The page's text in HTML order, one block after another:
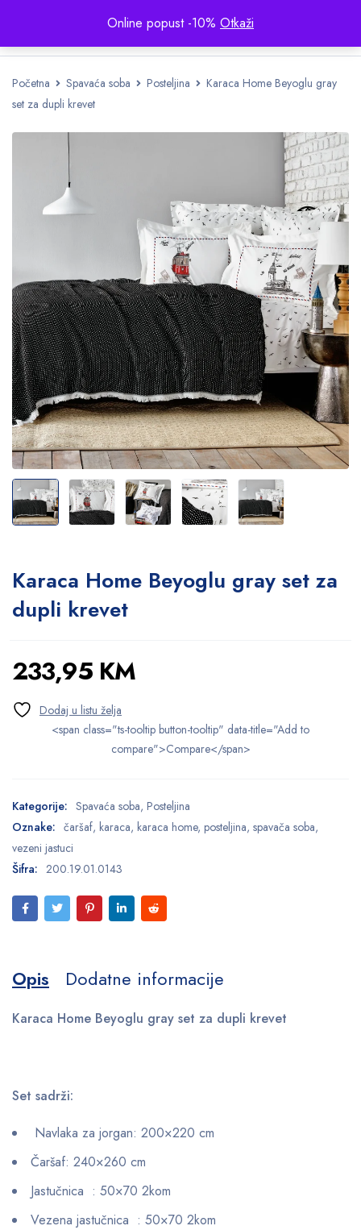
Online popust -10% Otkaži
Početna Spavaća soba Posteljina
Karaca Home Beyoglu gray
set za dupli krevet
Karaca Home Beyoglu gray set za
dupli krevet
233,95 KM
<span class="ts-tooltip button-tooltip" data-title="Add to
compare">Compare</span>
Kategorije: Spavaća soba, Posteljina
Oznake: čaršaf, karaca, karaca home, posteljina, spavača soba,
vezeni jastuci
Šifra: 200.19.01.0143
Opis Dodatne informacije
Karaca Home Beyoglu gray set za dupli krevet
Set sadrži:
Navlaka za jorgan: 200×220 cm
Čaršaf: 240×260 cm
Jastučnica : 50×70 2kom
Vezena jastučnica : 50×70 2kom